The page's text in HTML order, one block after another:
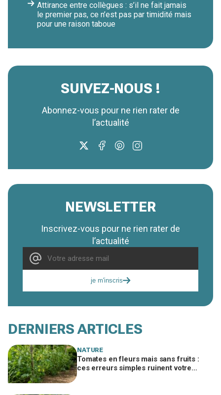
Attirance entre collègues : s’il ne fait jamais
le premier pas, ce n’est pas par timidité mais
pour une raison taboue
SUIVEZ-NOUS !
Abonnez-vous pour ne rien rater de
l’actualité
NEWSLETTER
Inscrivez-vous pour ne rien rater de
l’actualité
je m'inscris
DERNIERS ARTICLES
NATURE
Tomates en fleurs mais sans fruits :
ces erreurs simples ruinent votre